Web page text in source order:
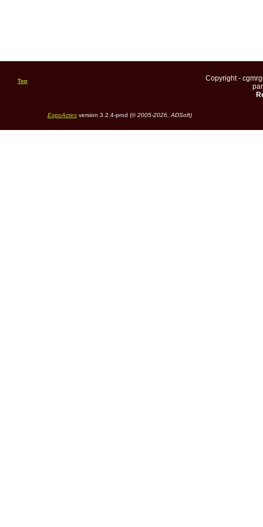
Top
Copyright -
ExpoActesversion 3.2.4-prod (©2005-2026, ADSoft)